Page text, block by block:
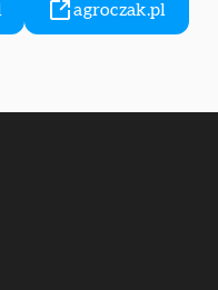
agroczak.pl